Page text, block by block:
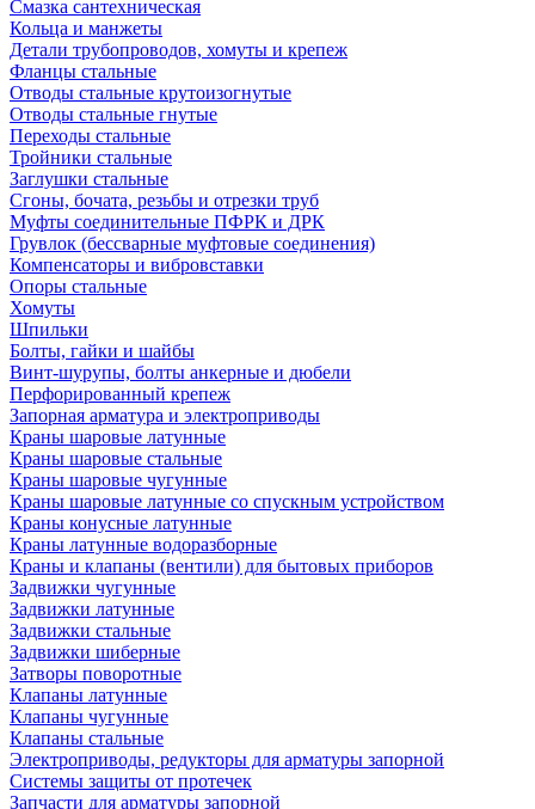
Смазка сантехническая
Кольца и манжеты
Детали трубопроводов, хомуты и крепеж
Фланцы стальные
Отводы стальные крутоизогнутые
Отводы стальные гнутые
Переходы стальные
Тройники стальные
Заглушки стальные
Сгоны, бочата, резьбы и отрезки труб
Муфты соединительные ПФРК и ДРК
Грувлок (бессварные муфтовые соединения)
Компенсаторы и вибровставки
Опоры стальные
Хомуты
Шпильки
Болты, гайки и шайбы
Винт-шурупы, болты анкерные и дюбели
Перфорированный крепеж
Запорная арматура и электроприводы
Краны шаровые латунные
Краны шаровые стальные
Краны шаровые чугунные
Краны шаровые латунные со спускным устройством
Краны конусные латунные
Краны латунные водоразборные
Краны и клапаны (вентили) для бытовых приборов
Задвижки чугунные
Задвижки латунные
Задвижки стальные
Задвижки шиберные
Затворы поворотные
Клапаны латунные
Клапаны чугунные
Клапаны стальные
Электроприводы, редукторы для арматуры запорной
Системы защиты от протечек
Запчасти для арматуры запорной